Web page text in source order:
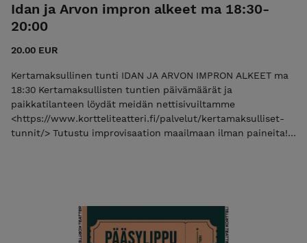
Idan ja Arvon impron alkeet ma 18:30-
20:00
20.00 EUR
Kertamaksullinen tunti IDAN JA ARVON IMPRON ALKEET ma
18:30 Kertamaksullisten tuntien päivämäärät ja
paikkatilanteen löydät meidän nettisivuiltamme
<https://www.kortteliteatteri.fi/palvelut/kertamaksulliset-
tunnit/> Tutustu improvisaation maailmaan ilman paineita!
päihteettömänä ja raikkaana <3